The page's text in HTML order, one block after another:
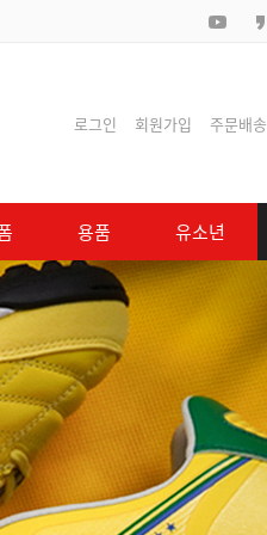
로그인 회원가입 주문배송
용품 유소년